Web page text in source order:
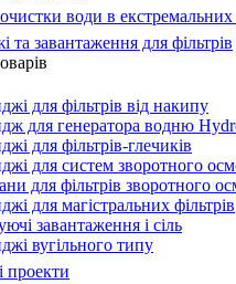
води в
та завантаження для фільтрів
для фільтрів від накипу
для генератора водню
для фільтрів-глечиків
для систем зворотного
для фільтрів зворотного
для магістральних фільтрів
завантаження і сіль
вугільного типу
проекти